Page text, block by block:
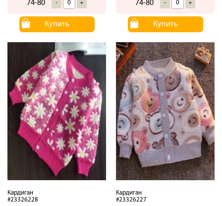
74-80 - +
Купить
74-80 - +
Купить
Кардиган
#23326228
Кардиган
#23326227